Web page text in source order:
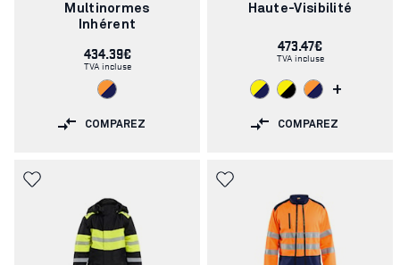
Multinormes
Inhérent
434.39€
TVA incluse
COMPAREZ
Haute-Visibilité
473.47€
TVA incluse
+
COMPAREZ